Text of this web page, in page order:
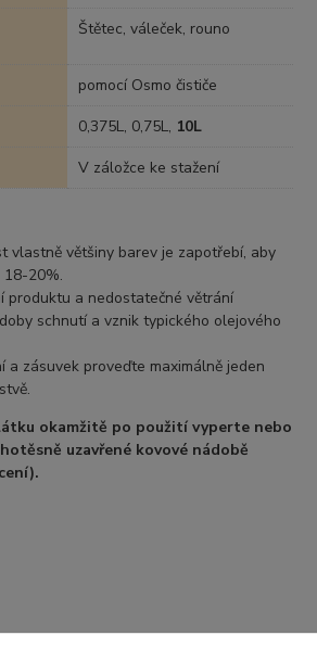
Štětec, váleček, rouno
pomocí Osmo čističe
0,375L, 0,75L, 10L
V záložce ke stažení
vlastně většiny barev je zapotřebí, aby
20%.
produktu a nedostatečné větrání
schnutí a vznik typického olejového
a zásuvek proveďte maximálně jeden
okamžitě po použití vyperte nebo
uzavřené kovové nádobě